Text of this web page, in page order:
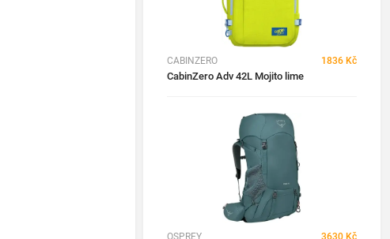
CABINZERO 1836 Kč
CabinZero Adv 42L Mojito lime
OSPREY 3630 Kč